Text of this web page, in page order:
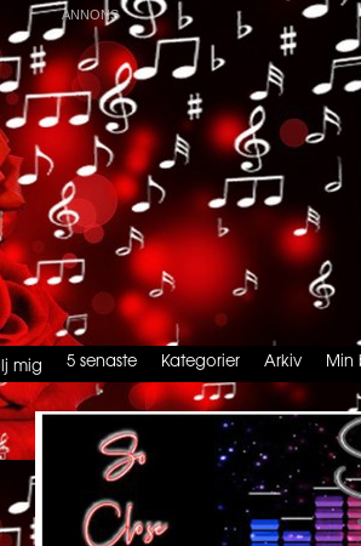
mig 5 senaste Kategorier Arkiv Min